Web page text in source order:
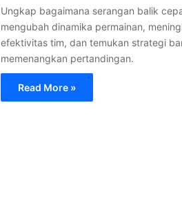
Ungkap bagaimana serangan balik
mengubah dinamika permainan,
efektivitas tim, dan temukan strategi
memenangkan pertandingan.
Read More »